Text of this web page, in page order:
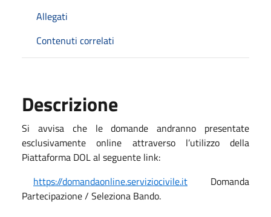
Allegati
Contenuti correlati
Descrizione
Si avvisa che le domande andranno presentate
esclusivamente online attraverso l’utilizzo della
Piattaforma DOL al seguente link:
https://domandaonline.serviziocivile.it Domanda
Partecipazione / Seleziona Bando.